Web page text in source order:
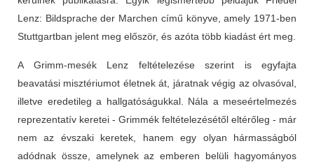
Lenz: Bildsprache der Marchen című könyve, amely 1971-ben
Stuttgartban jelent meg először, és azóta több kiadást ért meg.
A Grimm-mesék Lenz feltételezése szerint is egyfajta
beavatási misztériumot életnek át, járatnak végig az olvasóval,
illetve eredetileg a hallgatóságukkal. Nála a meseértelmezés
reprezentatív keretei - Grimmék feltételezésétől eltérőleg - már
nem az évszaki keretek, hanem egy olyan hármasságból
adódnak össze, amelynek az emberen belüli hagyományos